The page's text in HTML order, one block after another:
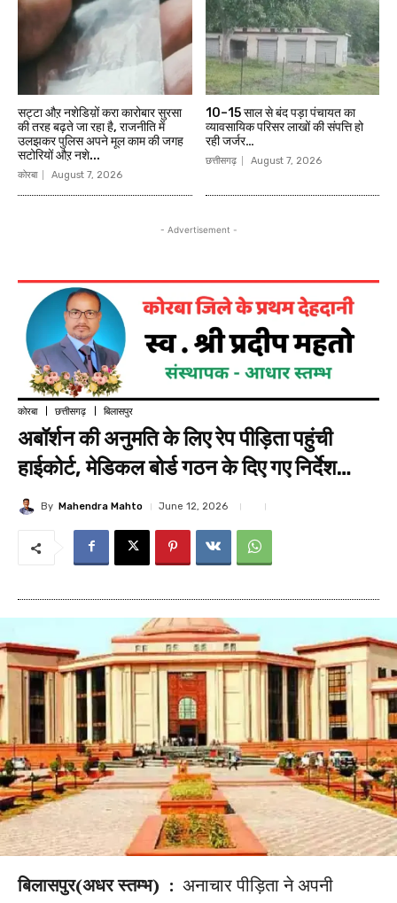
सट्टा औऱ नशेडिय़ों करा कारोबार सुरसा
की तरह बढ़ते जा रहा है, राजनीति में
उलझकर पुलिस अपने मूल काम की जगह
सटोरियों औऱ नशे...
कोरबा August 7, 2026
10–15 साल से बंद पड़ा पंचायत का
व्यावसायिक परिसर लाखों की संपत्ति हो
रही जर्जर…
छत्तीसगढ़ August 7, 2026
- Advertisement -